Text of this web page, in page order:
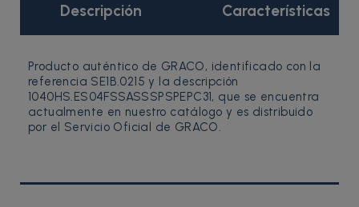
Descripción Características
Producto auténtico de GRACO, identificado con la
referencia SE1B.0215 y la descripción
1040HS.ES04FSSASSSPSPEPC31, que se encuentra
actualmente en nuestro catálogo y es distribuido
por el Servicio Oficial de GRACO.